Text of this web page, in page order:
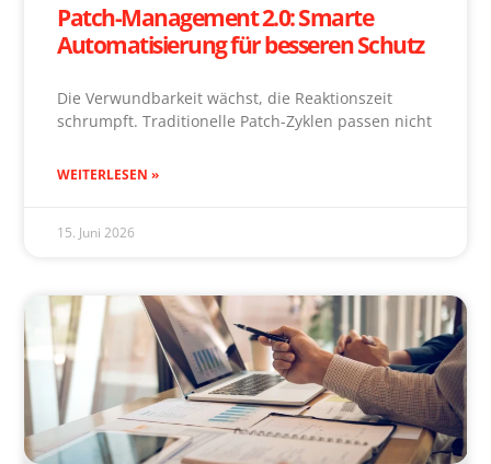
Patch-Management 2.0: Smarte
Automatisierung für besseren Schutz
Die Verwundbarkeit wächst, die Reaktionszeit
schrumpft. Traditionelle Patch-Zyklen passen nicht
WEITERLESEN »
15. Juni 2026